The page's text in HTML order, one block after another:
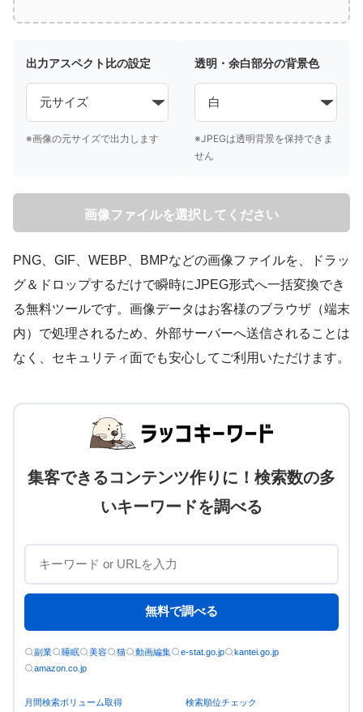
出力アスペクト比の設定
※画像の元サイズで出力します
透明・余白部分の背景色
※JPEGは透明背景を保持できま
せん
画像ファイルを選択してください
PNG、GIF、WEBP、BMPなどの画像ファイルを、ドラッ
グ＆ドロップするだけで瞬時にJPEG形式へ一括変換でき
る無料ツールです。画像データはお客様のブラウザ（端末
内）で処理されるため、外部サーバーへ送信されることは
なく、セキュリティ面でも安心してご利用いただけます。
集客できるコンテンツ作りに！検索数の多
いキーワードを調べる
無料で調べる
副業 睡眠 美容 猫 動画編集 e-stat.go.jp
kantei.go.jp
amazon.co.jp
月間検索ボリューム取得 検索順位チェック